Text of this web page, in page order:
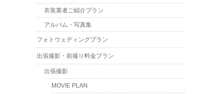
衣装業者ご紹介プラン
アルバム・写真集
フォトウェディングプラン
出張撮影・前撮り料金プラン
出張撮影
MOVIE PLAN